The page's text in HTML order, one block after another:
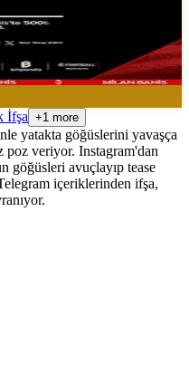
İfşa +1 more
yatakta göğüslerini yavaşça
poz veriyor. Instagram'dan
göğüsleri avuçlayıp tease
içeriklerinden ifşa,